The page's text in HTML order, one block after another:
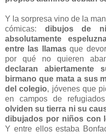
Y la sorpresa vino de la
cómicas: dibujos de
absolutamente
entre las llamasque
por qué no quieren
declaran abiertamente
birmano que mata a sus
del colegio, jóvenes que
en campos de
olviden su tierra ni su
dibujados por niños con
Y entre ellos estaba